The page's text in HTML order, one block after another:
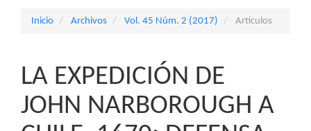
Inicio Archivos Vol. 45 Núm. 2 (2017) Artículos
LA EXPEDICIÓN DE
JOHN NARBOROUGH A